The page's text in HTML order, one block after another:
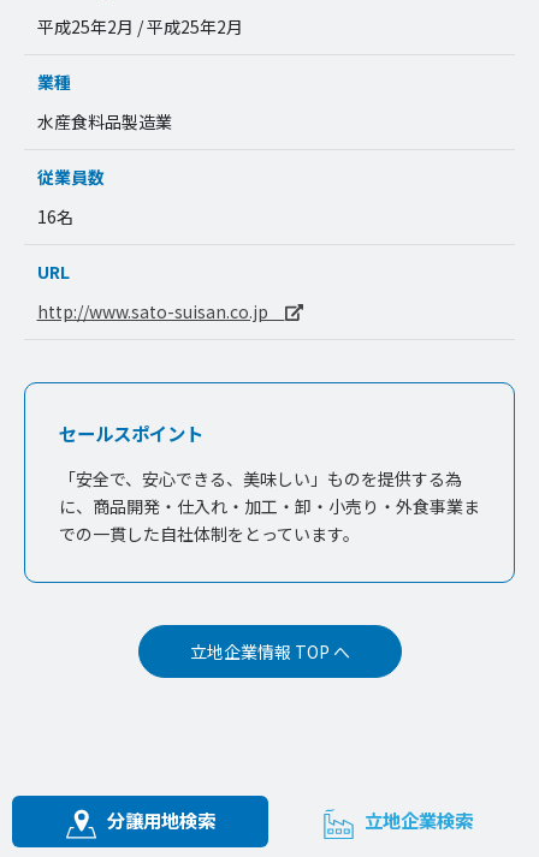
平成25年2月 / 平成25年2月
業種
水産食料品製造業
従業員数
16名
URL
http://www.sato-suisan.co.jp
セールスポイント
「安全で、安心できる、美味しい」ものを提供する為
に、商品開発・仕入れ・加工・卸・小売り・外食事業ま
での一貫した自社体制をとっています。
立地企業情報 TOP へ
分譲用地検索 立地企業検索